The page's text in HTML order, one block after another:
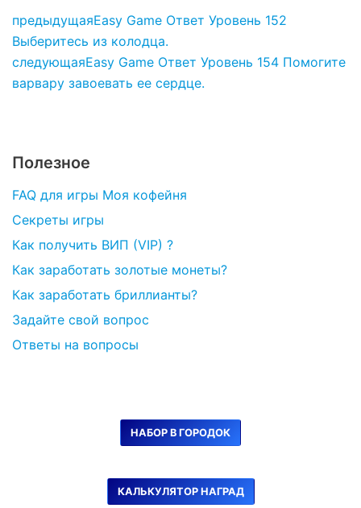
предыдущаяEasy Game Ответ Уровень 152
Выберитесь из колодца.
следующаяEasy Game Ответ Уровень 154 Помогите
варвару завоевать ее сердце.
Полезное
FAQ для игры Моя кофейня
Секреты игры
Как получить ВИП (VIP) ?
Как заработать золотые монеты?
Как заработать бриллианты?
Задайте свой вопрос
Ответы на вопросы
НАБОР В ГОРОДОК
КАЛЬКУЛЯТОР НАГРАД